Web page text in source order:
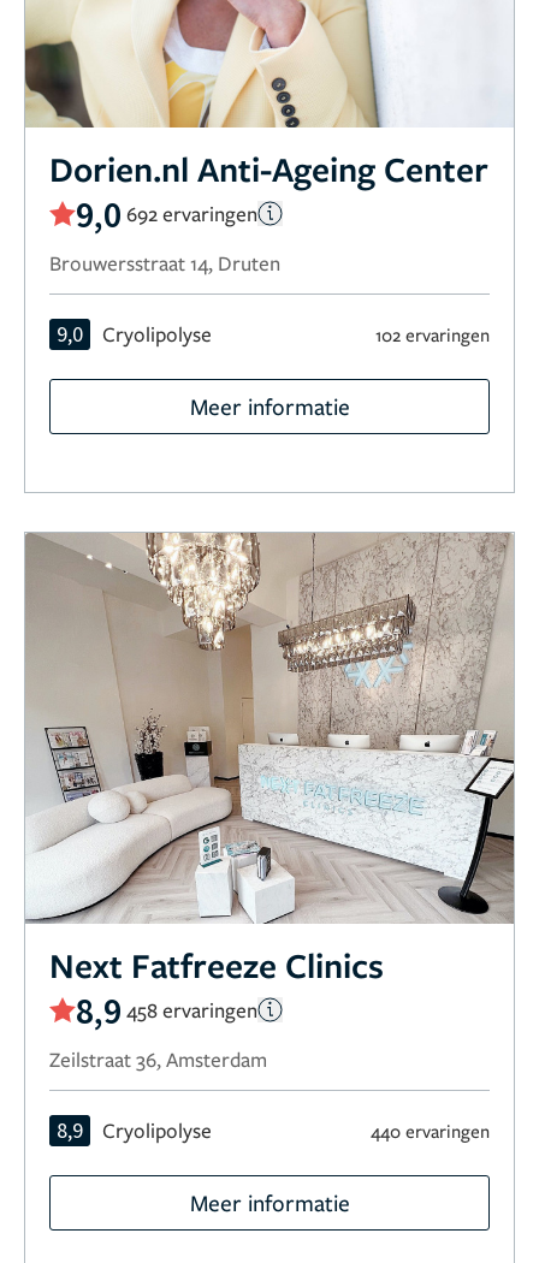
Dorien.nl Anti-Ageing Center
9,0 692 ervaringen
Brouwersstraat 14, Druten
9,0 Cryolipolyse 102 ervaringen
Meer informatie
Next Fatfreeze Clinics
8,9 458 ervaringen
Zeilstraat 36, Amsterdam
8,9 Cryolipolyse 440 ervaringen
Meer informatie